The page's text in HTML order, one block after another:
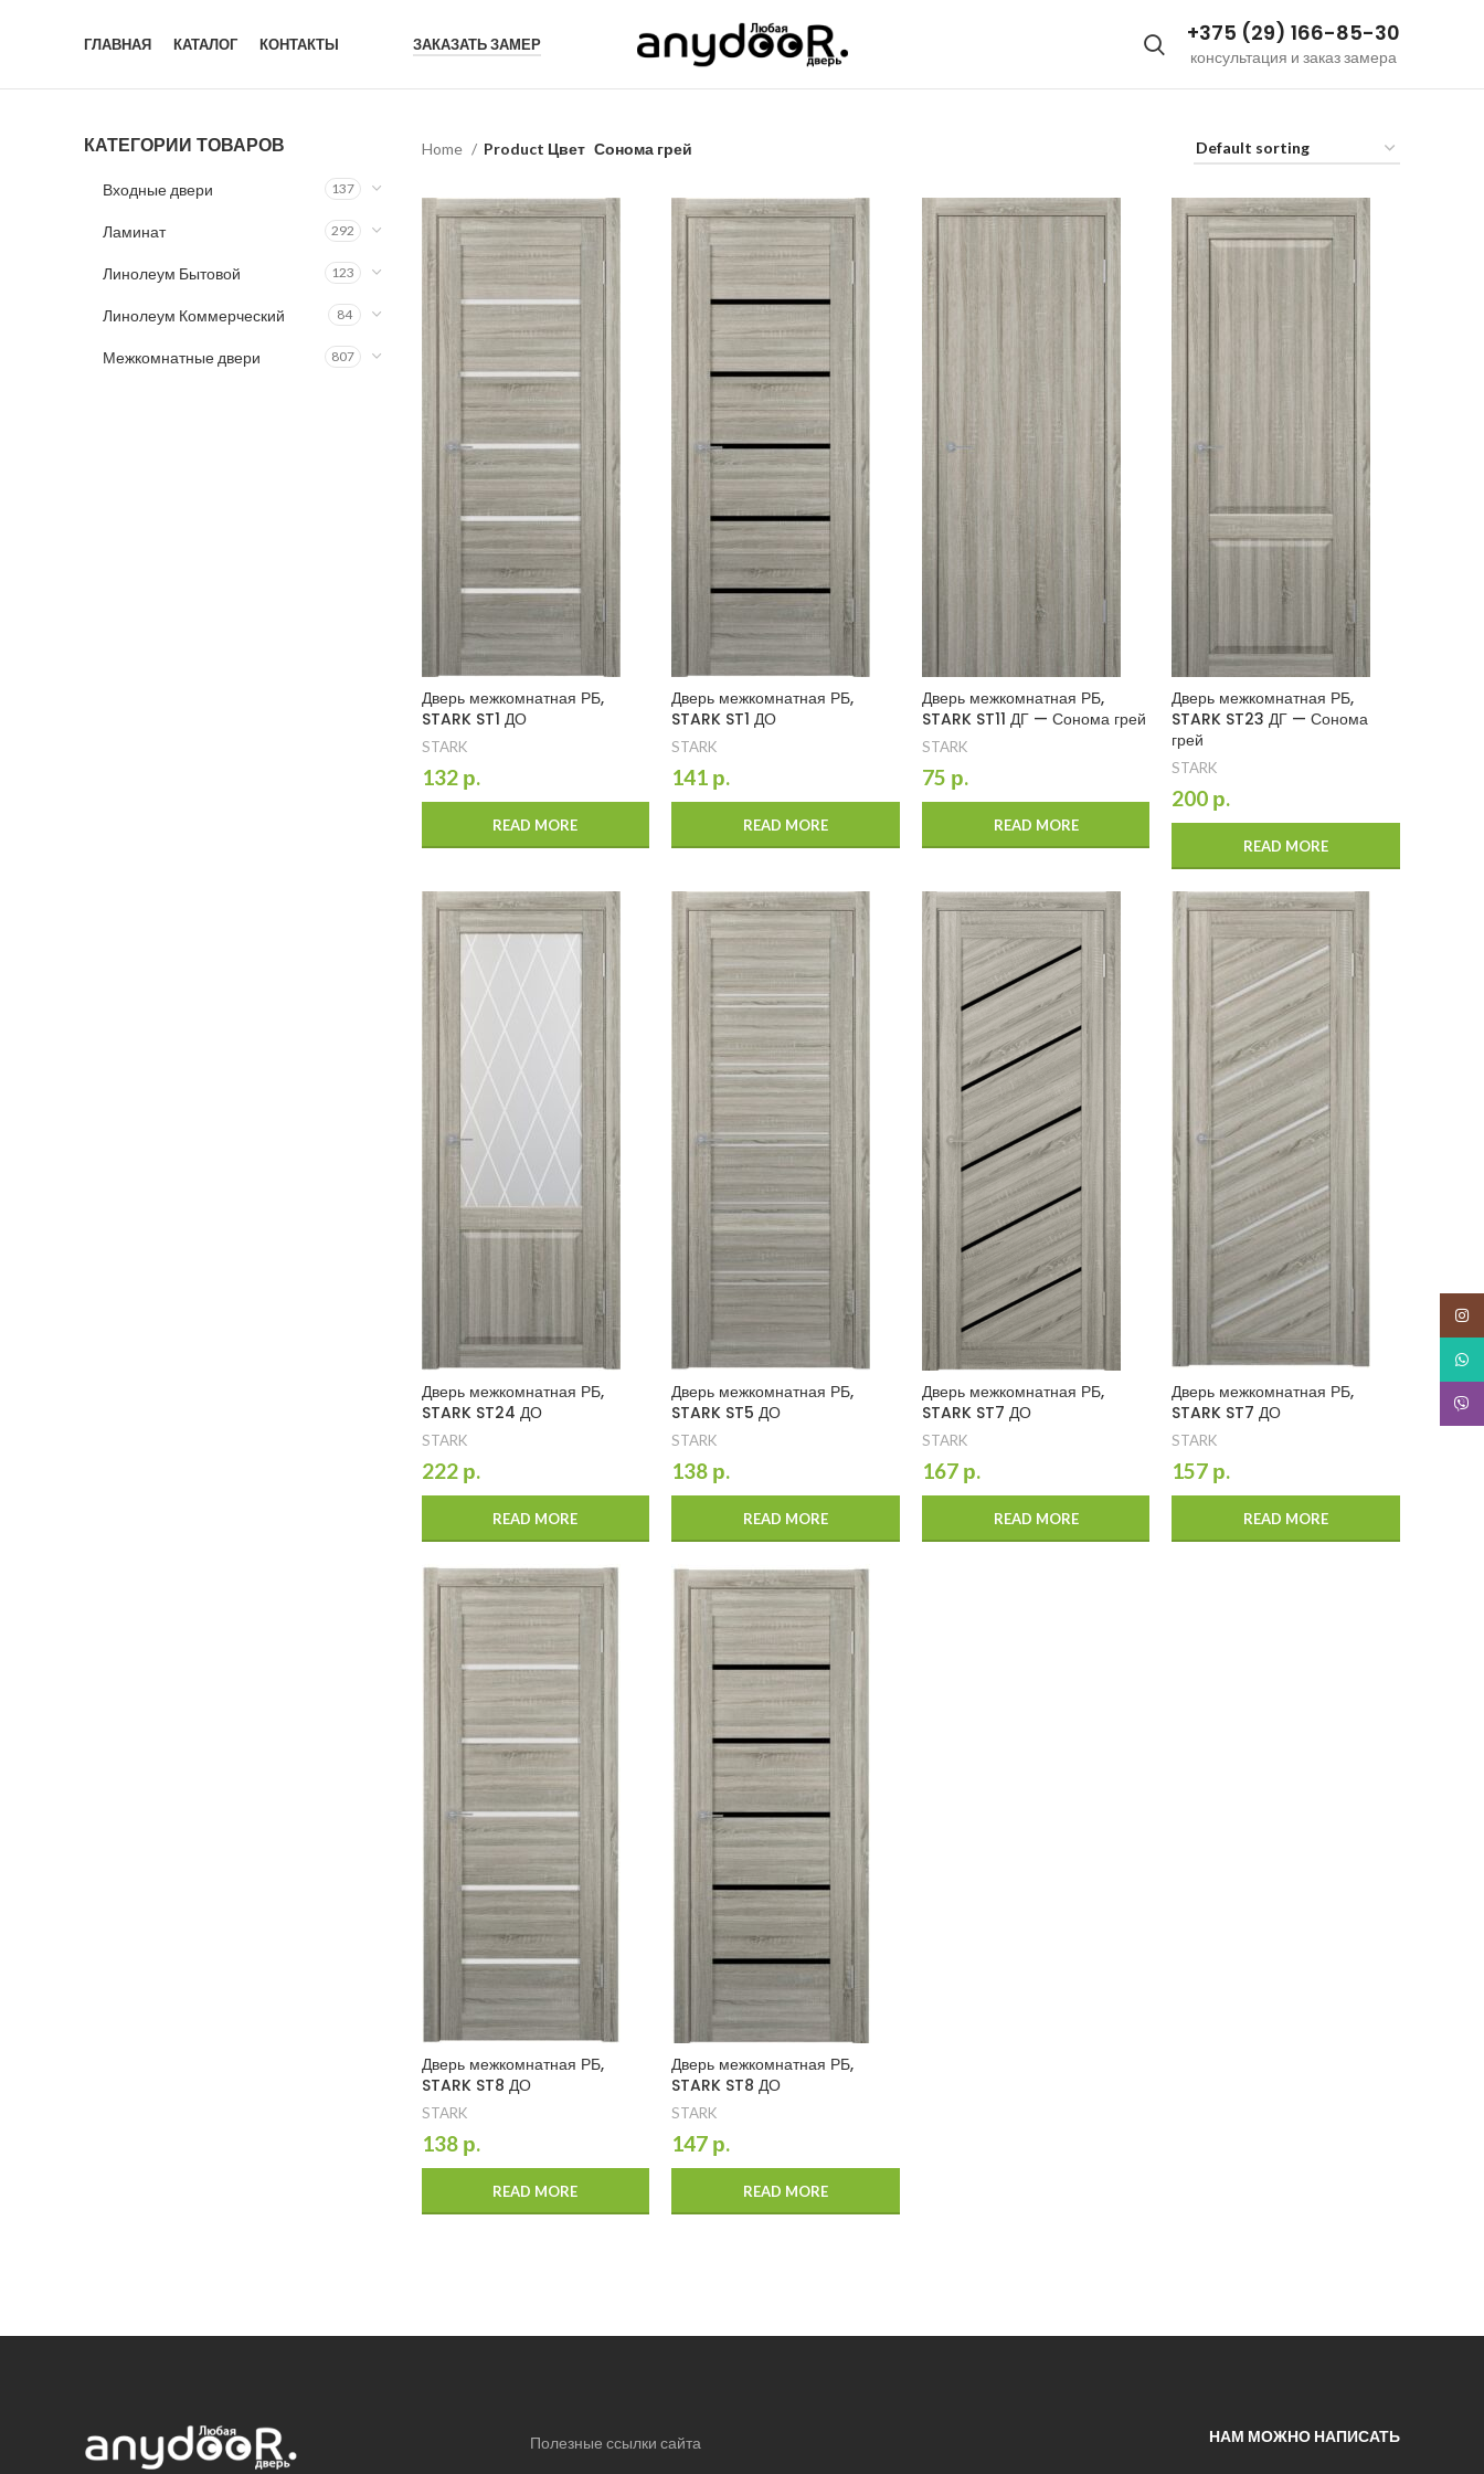
ГЛАВНАЯ КАТАЛОГ КОНТАКТЫ ЗАКАЗАТЬ ЗАМЕР +375 (29) 166-85-30
консультация и заказ замера
КАТЕГОРИИ ТОВАРОВ
Входные двери 137
Ламинат 292
Линолеум Бытовой 123
Линолеум Коммерческий 84
Межкомнатные двери 807
Home Product Цвет Сонома грей
Дверь межкомнатная РБ,
STARK ST1 ДО
STARK
132 р.
READ MORE
Дверь межкомнатная РБ,
STARK ST1 ДО
STARK
141 р.
READ MORE
Дверь межкомнатная РБ,
STARK ST11 ДГ — Сонома грей
STARK
75 р.
READ MORE
Дверь межкомнатная РБ,
STARK ST23 ДГ — Сонома
грей
STARK
200 р.
READ MORE
Дверь межкомнатная РБ,
STARK ST24 ДО
STARK
222 р.
READ MORE
Дверь межкомнатная РБ,
STARK ST5 ДО
STARK
138 р.
READ MORE
Дверь межкомнатная РБ,
STARK ST7 ДО
STARK
167 р.
READ MORE
Дверь межкомнатная РБ,
STARK ST7 ДО
STARK
157 р.
READ MORE
Дверь межкомнатная РБ,
STARK ST8 ДО
STARK
138 р.
READ MORE
Дверь межкомнатная РБ,
STARK ST8 ДО
STARK
147 р.
READ MORE
Полезные ссылки сайта
НАМ МОЖНО НАПИСАТЬ